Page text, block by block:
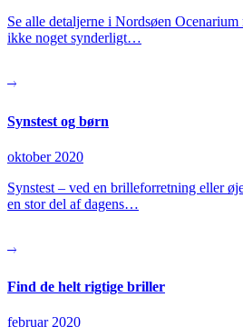
Se alle detaljerne i Nordsøen
ikke noget synderligt…
Synstest og børn
oktober 2020
Synstest – ved en brilleforretning eller
en stor del af dagens…
Find de helt rigtige briller
februar 2020